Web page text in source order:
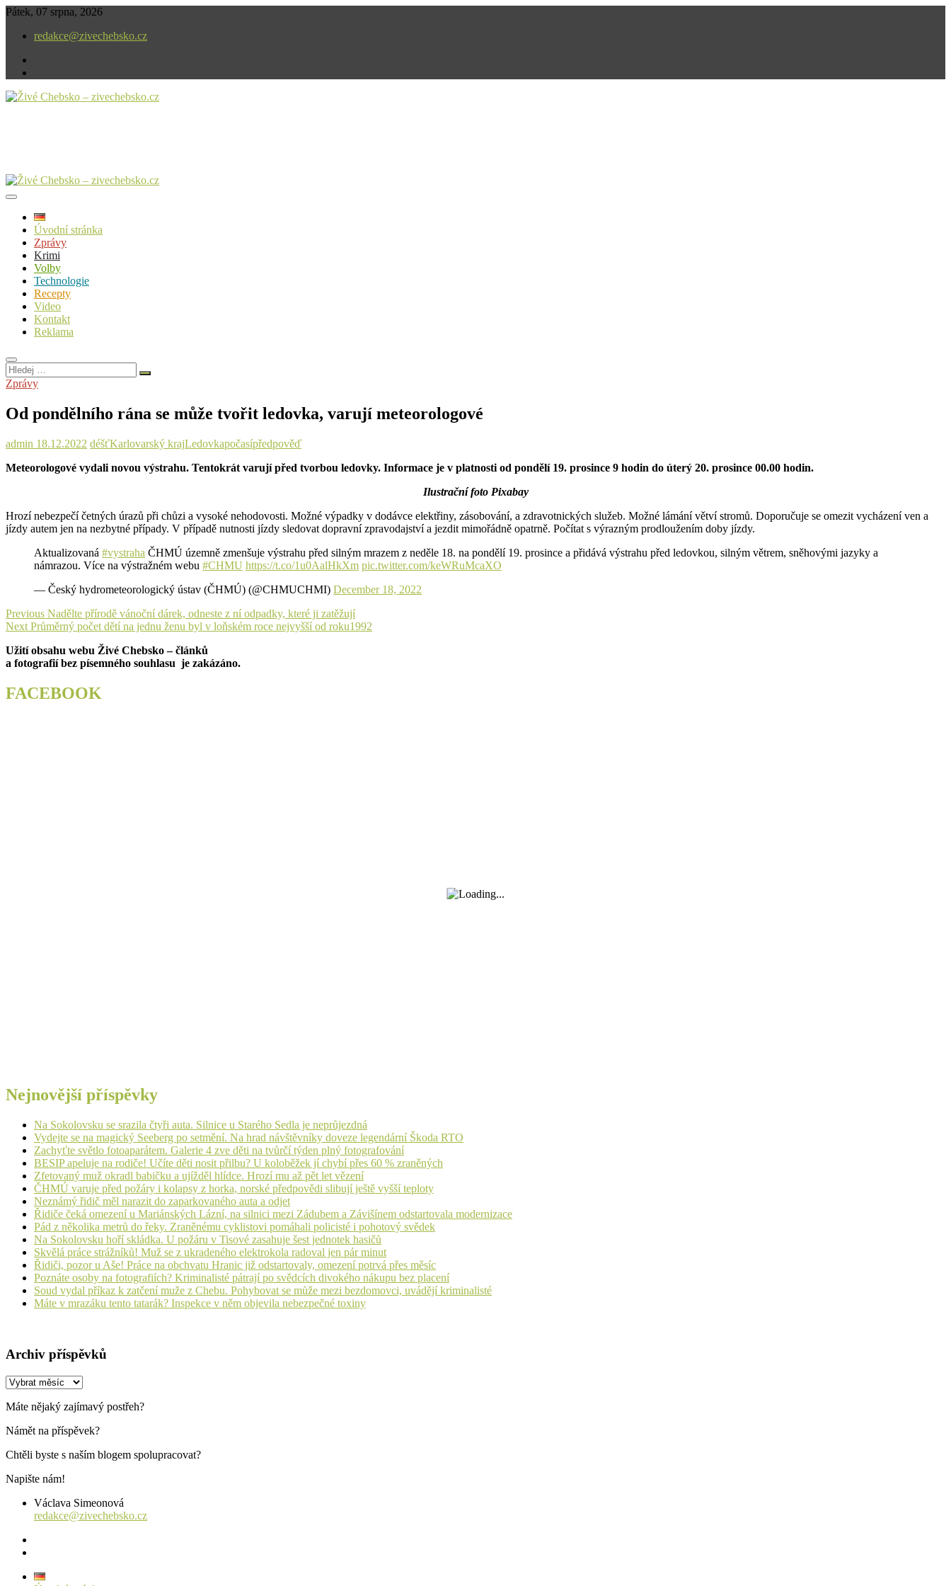
Skip
content
Pátek, 07 srpna, 2026
redakce@zivechebsko.cz
Úvodní stránka
Zprávy
Krimi
Volby
Technologie
Recepty
Video
Kontakt
Reklama
Hledej
…
Zprávy
Od pondělního rána se může tvořit ledovka, varují meteorologové
admin 18.12.2022 déšťKarlovarský krajLedovkapočasípředpověď
Meteorologové vydali novou výstrahu. Tentokrát varují před tvorbou ledovky. Informace je v platnosti od pondělí 19. prosince 9 hodin do úterý 20. prosince 00.00 hodin.
Ilustrační foto Pixabay
Hrozí nebezpečí četných úrazů při chůzi a vysoké nehodovosti. Možné výpadky v dodávce elektřiny, zásobování, a zdravotnických služeb. Možné lámání větví stromů. Doporučuje se omezit vycházení ven a
jízdy autem jen na nezbytné případy. V případě nutnosti jízdy sledovat dopravní zpravodajství a jezdit mimořádně opatrně. Počítat s výrazným prodloužením doby jízdy.
Aktualizovaná #vystraha ČHMÚ územně zmenšuje výstrahu před silným mrazem z neděle 18. na pondělí 19. prosince a přidává výstrahu před ledovkou, silným větrem, sněhovými jazyky a
námrazou. Více na výstražném webu #CHMU https://t.co/1u0AalHkXm pic.twitter.com/keWRuMcaXO
— Český hydrometeorologický ústav (ČHMÚ) (@CHMUCHMI) December 18, 2022
Navigace
pro
příspěvek
Previous Previous
post:
Nadělte přírodě vánoční dárek, odneste z ní odpadky, které ji zatěžují
Next Next
Průměrný počet dětí na jednu ženu byl v loňském roce nejvyšší od roku1992
Užití obsahu webu Živé Chebsko – článků
a fotografií bez písemného souhlasu je zakázáno.
FACEBOOK
Nejnovější příspěvky
Na Sokolovsku se srazila čtyři auta. Silnice u Starého Sedla je neprůjezdná
Vydejte se na magický Seeberg po setmění. Na hrad návštěvníky doveze legendární Škoda RTO
Zachyťte světlo fotoaparátem. Galerie 4 zve děti na tvůrčí týden plný fotografování
BESIP apeluje na rodiče! Učíte děti nosit přilbu? U koloběžek jí chybí přes 60 % zraněných
Zfetovaný muž okradl babičku a ujížděl hlídce. Hrozí mu až pět let vězení
ČHMÚ varuje před požáry i kolapsy z horka, norské předpovědi slibují ještě vyšší teploty
Neznámý řidič měl narazit do zaparkovaného auta a odjet
Řidiče čeká omezení u Mariánských Lázní, na silnici mezi Zádubem a Závišínem odstartovala modernizace
Pád z několika metrů do řeky. Zraněnému cyklistovi pomáhali policisté i pohotový svědek
Na Sokolovsku hoří skládka. U požáru v Tisové zasahuje šest jednotek hasičů
Skvělá práce strážníků! Muž se z ukradeného elektrokola radoval jen pár minut
Řidiči, pozor u Aše! Práce na obchvatu Hranic již odstartovaly, omezení potrvá přes měsíc
Poznáte osoby na fotografiích? Kriminalisté pátrají po svědcích divokého nákupu bez placení
Soud vydal příkaz k zatčení muže z Chebu. Pohybovat se může mezi bezdomovci, uvádějí kriminalisté
Máte v mrazáku tento tatarák? Inspekce v něm objevila nebezpečné toxiny
Archiv příspěvků
Archiv
Máte nějaký zajímavý postřeh?
Námět na příspěvek?
Chtěli byste s naším blogem spolupracovat?
Napište nám!
Václava Simeonová
redakce@zivechebsko.cz